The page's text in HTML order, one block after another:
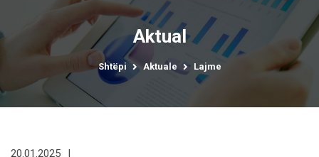
Aktual
Shtëpi Aktuale Lajme
20.01.2025 |